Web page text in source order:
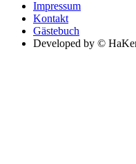
Impressum
Kontakt
Gästebuch
Developed by ©